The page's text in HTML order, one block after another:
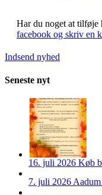
Har du noget at tilføje
facebook og skriv en
Indsend nyhed
Seneste nyt
16. juli 2026 Køb
7. juli 2026